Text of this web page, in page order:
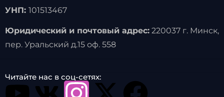
УНП: 101513467
Юридический и почтовый адрес:220037 г. Минск,
пер. Уральский д.15 оф. 558
Читайте нас в соц-сетях: